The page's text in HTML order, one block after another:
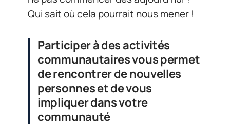
Qui sait où cela pourrait nous mener !
Participer à des activités
communautaires vous permet
de rencontrer de nouvelles
personnes et de vous
impliquer dans votre
communauté